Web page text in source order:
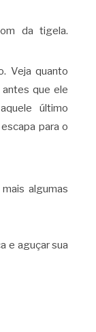
da tigela.
Veja quanto
que ele
último
para o
algumas
e aguçar sua